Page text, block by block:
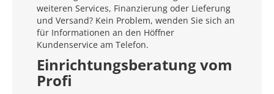
weiteren Services, Finanzierung oder Lieferung
und Versand? Kein Problem, wenden Sie sich an
für Informationen an den Höffner
Kundenservice am Telefon.
Einrichtungsberatung vom
Profi